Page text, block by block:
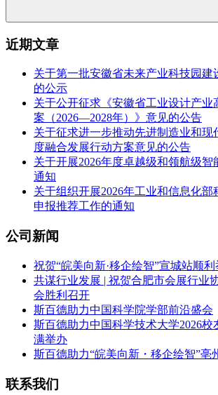
近期文章
关于第一批安徽省未来产业科技园建
的公示
关于公开征求《安徽省工业设计产业
案（2026—2028年）》意见的公告
关于征求进一步推动先进制造业和现
度融合发展行动方案意见的公告
关于开展2026年度卓越级和领航级智
通知
关于组织开展2026年工业和信息化部
申报推荐工作的通知
公司新闻
祝贺“皖美向新·移企绘智”宣城站顺利
共谋行业发展 | 祝贺合肥市会展行业
会胜利召开
斯百德助力中国科学院学部前沿盛会
斯百德助力中国科学技术大学2026校
满举办
斯百德助力“皖美向新・移企绘智”亳
联系我们